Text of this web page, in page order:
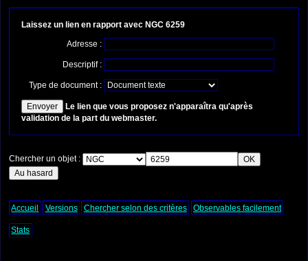
Laissez un lien en rapport avec NGC 6259
Adresse :
Descriptif :
Type de document :
Le lien que vous proposez n'apparaîtra qu'après
validation de la part du webmaster.
Chercher un objet :
Accueil Versions Chercher selon des critères Observables facilement
Stats